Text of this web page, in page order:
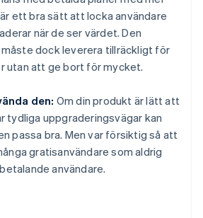
ett bra sätt att locka användare
när de ser värdet. Den
dock leverera tillräckligt för
utan att ge bort för mycket.
den: Om din produkt är lätt att
tydliga uppgraderingsvägar kan
passa bra. Men var försiktig så att
gratisanvändare som aldrig
användare.